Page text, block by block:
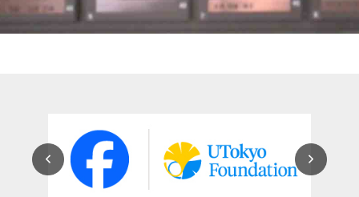
********
美味しいお寿司、刺身、美味しい魚、美味しい日本
荒木 雅子
イタリアと日本が協力して頑張っている壮大な発掘調
査プロジェクト。 歴史的な発見があることを期待しま